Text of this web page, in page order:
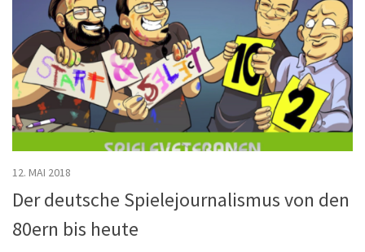
12. MAI 2018
Der deutsche Spielejournalismus von den
80ern bis heute